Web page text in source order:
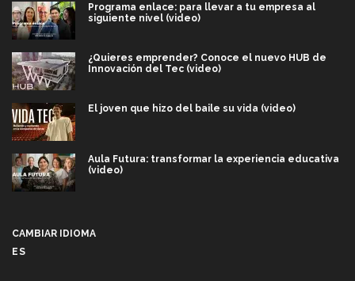
Programa enlace: para llevar a tu empresa al
siguiente nivel (video)
¿Quieres emprender? Conoce el nuevo HUB de
Innovación del Tec (video)
El joven que hizo del baile su vida (video)
Aula Futura: transformar la experiencia educativa
(video)
CAMBIAR IDIOMA
ES